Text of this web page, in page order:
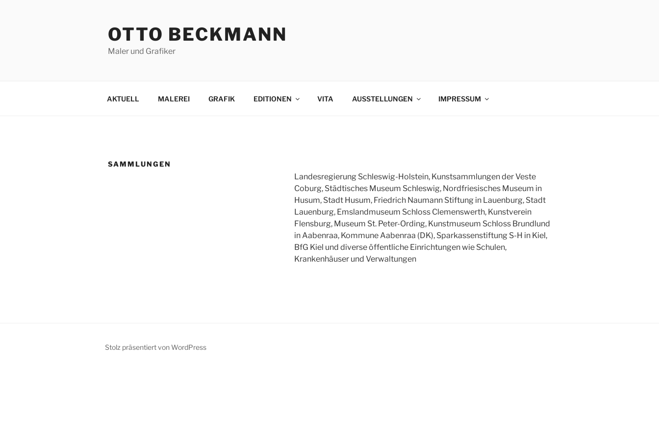
OTTO BECKMANN
Maler und Grafiker
AKTUELL MALEREI GRAFIK EDITIONEN VITA AUSSTELLUNGEN IMPRESSUM
SAMMLUNGEN
Landesregierung Schleswig-Holstein, Kunstsammlungen der Veste
Coburg, Städtisches Museum Schleswig, Nordfriesisches Museum in
Husum, Stadt Husum, Friedrich Naumann Stiftung in Lauenburg, Stadt
Lauenburg, Emslandmuseum Schloss Clemenswerth, Kunstverein
Flensburg, Museum St. Peter-Ording, Kunstmuseum Schloss Brundlund
in Aabenraa, Kommune Aabenraa (DK), Sparkassenstiftung S-H in Kiel,
BfG Kiel und diverse öffentliche Einrichtungen wie Schulen,
Krankenhäuser und Verwaltungen
Stolz präsentiert von WordPress